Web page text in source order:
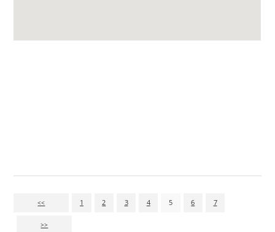
<< 1 2 3 4 5 6 7
>>